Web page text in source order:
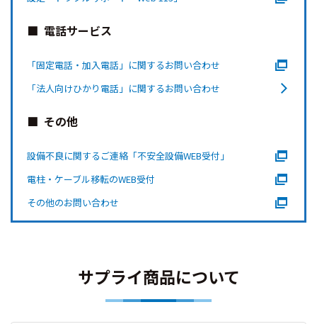
電話サービス
「固定電話・加入電話」に関するお問い合わせ
「法人向けひかり電話」に関するお問い合わせ
その他
設備不良に関するご連絡「不安全設備WEB受付」
電柱・ケーブル移転のWEB受付
その他のお問い合わせ
サプライ商品について